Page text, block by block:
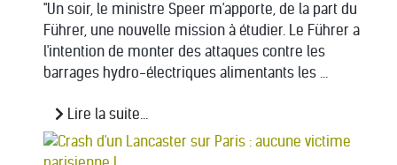
"Un soir, le ministre Speer m'apporte, de la part du
Führer, une nouvelle mission à étudier. Le Führer a
l'intention de monter des attaques contre les
barrages hydro-électriques alimentants les ...
Lire la suite...